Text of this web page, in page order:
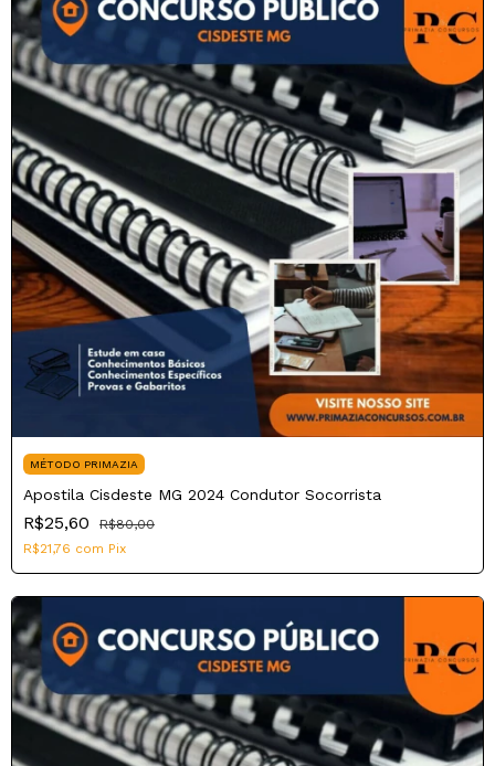
MÉTODO PRIMAZIA
Apostila Cisdeste MG 2024 Condutor Socorrista
R$25,60
R$80,00
R$21,76 com Pix